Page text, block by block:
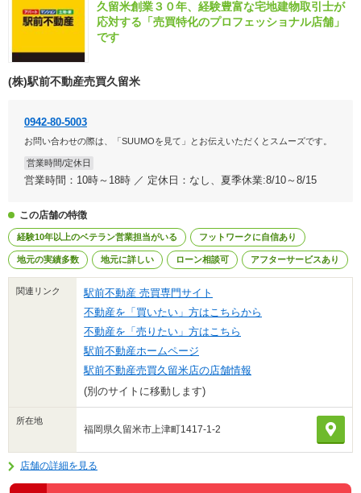
久留米創業３０年、経験豊富な宅地建物取引士が
応対する「売買特化のプロフェッショナル店舗」
です
(株)駅前不動産売買久留米
0942-80-5003
お問い合わせの際は、「SUUMOを見て」とお伝えいただくとスムーズです。
営業時間/定休日
営業時間：10時～18時 ／ 定休日：なし、夏季休業:8/10～8/15
この店舗の特徴
経験10年以上のベテラン営業担当がいる フットワークに自信あり
地元の実績多数 地元に詳しい ローン相談可 アフターサービスあり
関連リンク
駅前不動産 売買専門サイト
不動産を「買いたい」方はこちらから
不動産を「売りたい」方はこちら
駅前不動産ホームページ
駅前不動産売買久留米店の店舗情報
(別のサイトに移動します)
所在地
福岡県久留米市上津町1417-1-2
店舗の詳細を見る